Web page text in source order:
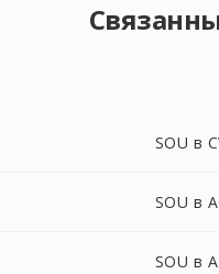
SOU в
SOU в
SOU в